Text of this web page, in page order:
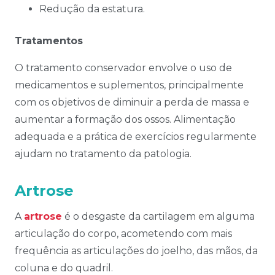
Redução da estatura.
Tratamentos
O tratamento conservador envolve o uso de
medicamentos e suplementos, principalmente
com os objetivos de diminuir a perda de massa e
aumentar a formação dos ossos. Alimentação
adequada e a prática de exercícios regularmente
ajudam no tratamento da patologia.
Artrose
A artrose é o desgaste da cartilagem em alguma
articulação do corpo, acometendo com mais
frequência as articulações do joelho, das mãos, da
coluna e do quadril.